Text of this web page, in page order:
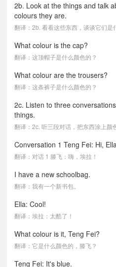
2b. Look at the things and talk
colours they are.
翻译：2b. 看看这些东西，谈谈它们是
What colour is the cap?
翻译：这顶帽子是什么颜色的？
What colour are the trousers?
翻译：这条裤子是什么颜色的？
2c. Listen to three
things.
翻译：2c. 听三段对话，把东西涂上颜色
Conversation 1 Teng Fei: Hi,
翻译：对话 1 滕飞：嗨，埃拉！
I have a new schoolbag.
翻译：我有一个新书包。
Ella: Cool!
翻译：埃拉：太酷了！
What colour is it, Teng Fei?
翻译：它是什么颜色的，滕飞？
Teng Fei: It's blue.